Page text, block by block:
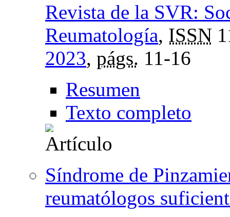
Revista de la SVR:
Reumatología, ISSN
2023, págs. 11-16
Resumen
Texto completo
Síndrome de
reumatólogos